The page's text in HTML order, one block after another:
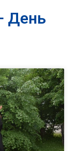
День